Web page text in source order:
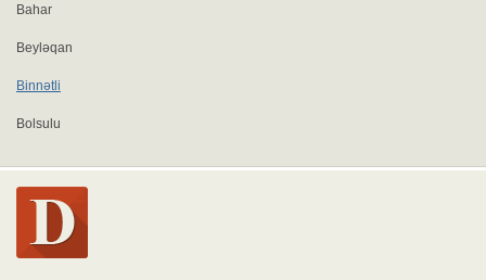
Bahar
Beyləqan
Binnətli
Bolsulu